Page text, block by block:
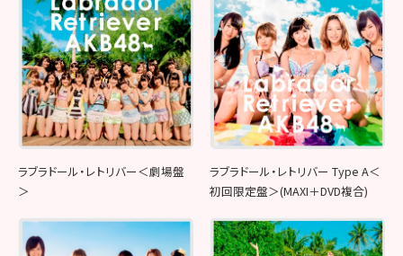
ラブラドール・レトリバー＜劇場盤
＞
ラブラドール・レトリバー Type A＜
初回限定盤＞(MAXI＋DVD複合)